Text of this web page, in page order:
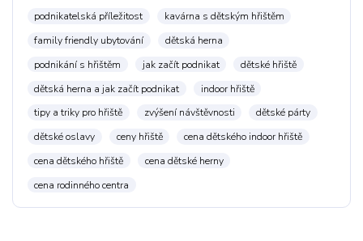
podnikatelská příležitost
kavárna s dětským hřištěm
family friendly ubytování
dětská herna
podnikání s hřištěm
jak začít podnikat
dětské hřiště
dětská herna a jak začít podnikat
indoor hřiště
tipy a triky pro hřiště
zvýšení návštěvnosti
dětské párty
dětské oslavy
ceny hřiště
cena dětského indoor hřiště
cena dětského hřiště
cena dětské herny
cena rodinného centra